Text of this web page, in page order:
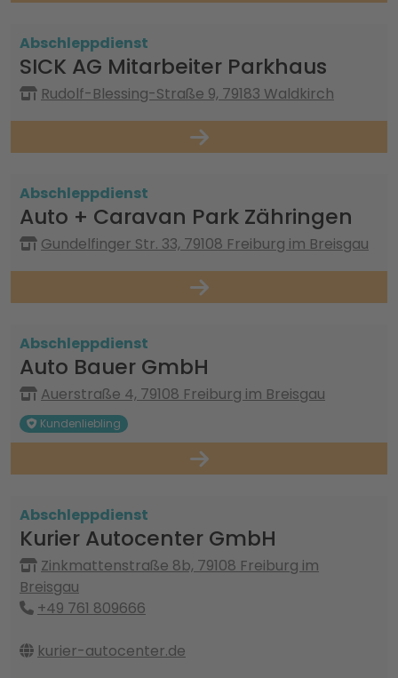
Abschleppdienst
SICK AG Mitarbeiter Parkhaus
Rudolf-Blessing-Straße 9, 79183 Waldkirch
Abschleppdienst
Auto + Caravan Park Zähringen
Gundelfinger Str. 33, 79108 Freiburg im Breisgau
Abschleppdienst
Auto Bauer GmbH
Auerstraße 4, 79108 Freiburg im Breisgau
Kundenliebling
Abschleppdienst
Kurier Autocenter GmbH
Zinkmattenstraße 8b, 79108 Freiburg im
Breisgau
+49 761 809666
kurier-autocenter.de